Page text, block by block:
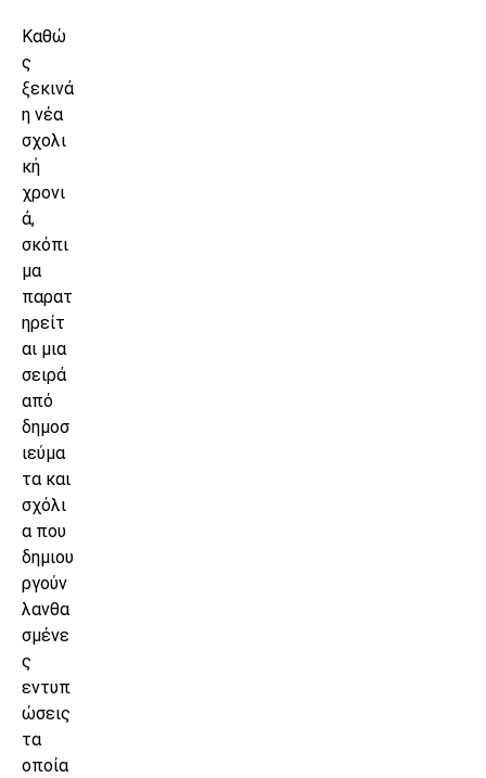
Καθώ
ς
ξεκινά
η νέα
σχολι
κή
χρονι
ά,
σκόπι
μα
παρατ
ηρείτ
αι μια
σειρά
από
δημοσ
ιεύμα
τα και
σχόλι
α που
δημιου
ργούν
λανθα
σμένε
ς
εντυπ
ώσεις
τα
οποία